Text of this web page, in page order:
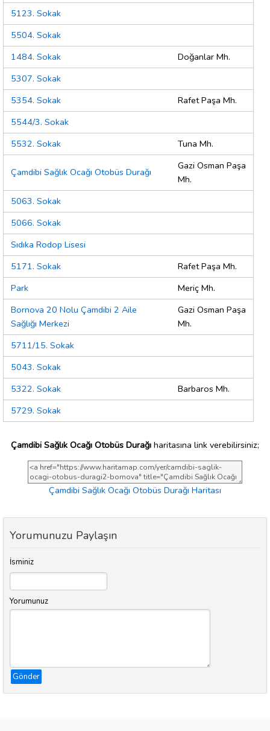
5123. Sokak
5504. Sokak
1484. Sokak
Doğanlar Mh.
5307. Sokak
5354. Sokak
Rafet Paşa Mh.
5544/3. Sokak
5532. Sokak
Tuna Mh.
Çamdibi Sağlık Ocağı Otobüs Durağı
Gazi Osman Paşa
Mh.
5063. Sokak
5066. Sokak
Sıdıka Rodop Lisesi
5171. Sokak
Rafet Paşa Mh.
Park
Meriç Mh.
Bornova 20 Nolu Çamdibi 2 Aile
Sağlığı Merkezi
Gazi Osman Paşa
Mh.
5711/15. Sokak
5043. Sokak
5322. Sokak
Barbaros Mh.
5729. Sokak
Çamdibi Sağlık Ocağı Otobüs Durağı haritasına link verebilirsiniz;
Çamdibi Sağlık Ocağı Otobüs Durağı Haritası
Yorumunuzu Paylaşın
İsminiz
Yorumunuz
Gönder